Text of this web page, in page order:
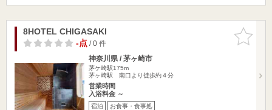
お気に入
りに追加
8HOTEL CHIGASAKI
-点/ 0 件
神奈川県 / 茅ヶ崎市
茅ケ崎駅175m
茅ヶ崎駅 南口より徒歩約４分
営業時間
入浴料金 ～
宿泊 お食事・食事処